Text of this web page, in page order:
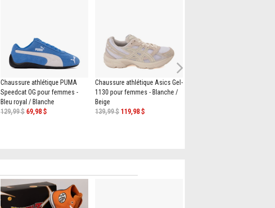
Chaussure athlétique PUMA
Speedcat OG pour femmes -
Bleu royal / Blanche
129,99 $ 69,98 $
Chaussure athlétique Asics Gel-
1130 pour femmes - Blanche /
Beige
139,99 $ 119,98 $